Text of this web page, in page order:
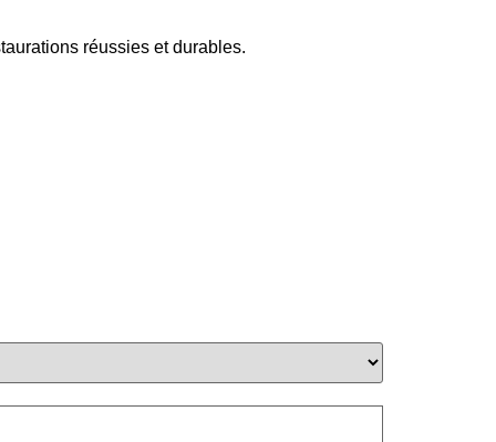
réussies et durables.